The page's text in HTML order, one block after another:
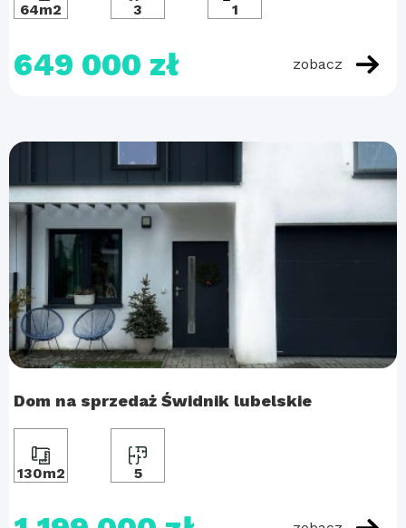
64m2 3 1
649 000 zł zobacz
Dom na sprzedaż Świdnik lubelskie
130m2 5